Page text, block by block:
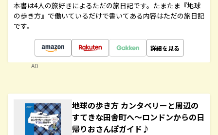
本書は4人の旅好きによるただの旅日記です。たまたま『地球
の歩き方』で働いているだけで書いてある内容はただの旅日記
です。
詳細を見る
AD
地球の歩き方 カンタベリーと周辺の
すてきな田舎町へ～ロンドンからの日
帰りおさんぽガイド♪